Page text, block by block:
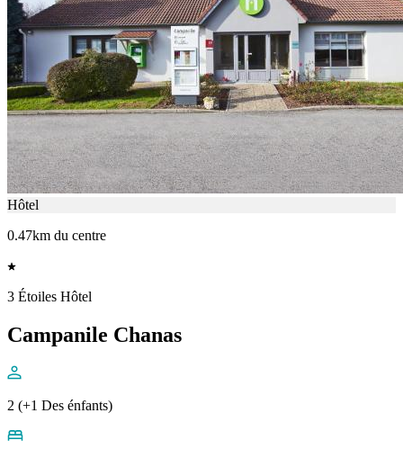
Hôtel
0.47km du centre
3 Étoiles Hôtel
Campanile Chanas
2 (+1 Des énfants)